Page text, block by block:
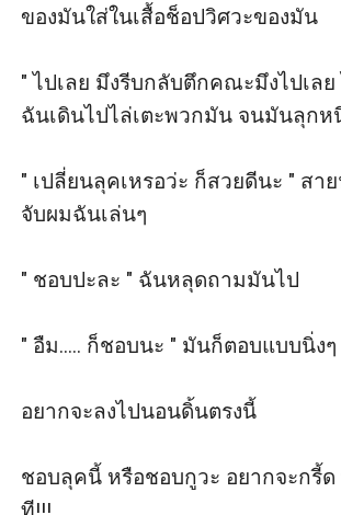
ของมันใส่ในเสื้อช็อปวิศวะของมัน
" ไปเลย มึงรีบกลับตึกคณะมึงไปเลย
ฉันเดินไปไล่เตะพวกมัน จนมันลุก
" เปลี่ยนลุคเหรอว่ะ ก็สวยดีนะ " สา
จับผมฉันเล่นๆ
" ชอบปะละ " ฉันหลุดถามมันไป
" อืม..... ก็ชอบนะ " มันก็ตอบแบบนิ่งๆ
อยากจะลงไปนอนดิ้นตรงนี้
ชอบลุคนี้ หรือชอบกูวะ อยากจะกรี้ด
ที!!!